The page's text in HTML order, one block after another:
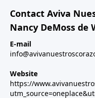
Contact Aviva
Nancy DeMoss de
E-mail
Website
https://